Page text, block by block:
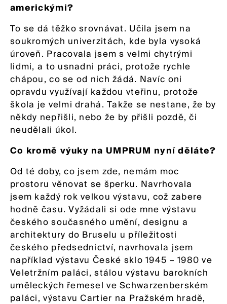
americkými?
To se dá těžko srovnávat. Učila jsem na
soukromých univerzitách, kde byla vysoká
úroveň. Pracovala jsem s velmi chytrými
lidmi, a to usnadni práci, protože rychle
chápou, co se od nich žádá. Navíc oni
opravdu využívají každou vteřinu, protože
škola je velmi drahá. Takže se nestane, že by
někdy nepřišli, nebo že by přišli pozdě, či
neudělali úkol.
Co kromě výuky na UMPRUM nyní děláte?
Od té doby, co jsem zde, nemám moc
prostoru věnovat se šperku. Navrhovala
jsem každý rok velkou výstavu, což zabere
hodně času. Vyžádali si ode mne výstavu
českého současného umění, designu a
architektury do Bruselu u příležitosti
českého předsednictví, navrhovala jsem
například výstavu České sklo 1945 – 1980 ve
Veletržním paláci, stálou výstavu barokních
uměleckých řemesel ve Schwarzenberském
paláci, výstavu Cartier na Pražském hradě,